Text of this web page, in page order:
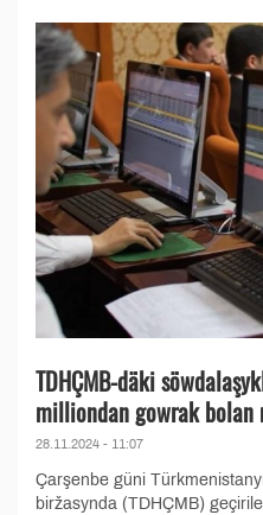
TDHÇMB-däki
milliondan gowrak bolan
28.11.2024 - 11:07
Çarşenbe güni
biržasynda (TDHÇMB)